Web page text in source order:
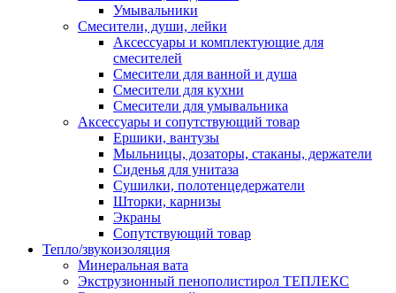
Умывальники
Смесители, души, лейки
Аксессуары и комплектующие для
смесителей
Смесители для ванной и душа
Смесители для кухни
Смесители для умывальника
Аксессуары и сопутствующий товар
Ершики, вантузы
Мыльницы, дозаторы, стаканы, держатели
Сиденья для унитаза
Сушилки, полотенцедержатели
Шторки, карнизы
Экраны
Сопутствующий товар
Тепло/звукоизоляция
Минеральная вата
Экструзионный пенополистирол ТЕПЛЕКС